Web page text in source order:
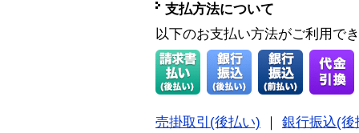
支払方法について
以下のお支払い方法がご利用で
売掛取引(後払い) ｜ 銀行振込(後